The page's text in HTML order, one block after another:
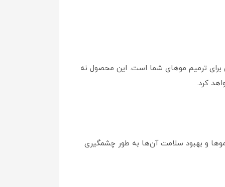
برای ترمیم موهای شما است. این محصول نه
کرد.
موها و بهبود سلامت آن‌ها به طور چشمگیری